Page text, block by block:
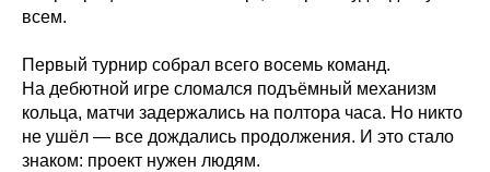
всем.
Первый турнир собрал всего восемь команд.
На дебютной игре сломался подъёмный механизм
кольца, матчи задержались на полтора часа. Но никто
не ушёл — все дождались продолжения. И это стало
знаком: проект нужен людям.